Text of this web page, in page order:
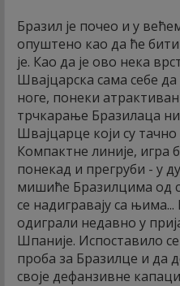
Бразил је почео и у
опуштено као да ће
је. Као да је ово нека
Швајцарска сама себе
ноге, понеки
трчкарање Бразилаца
Швајцарце који су
Компактне линије, игра
понекад и прегруби - у
мишиће Бразилцима од
се надигравају са
одиграли недавно у
Шпаније. Испоставило се
проба за Бразилце и да
своје дефанзивне